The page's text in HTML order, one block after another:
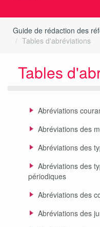
Guide de rédaction des
Tables d'abréviations
Tables
Abréviations
Abréviations des
Abréviations des
Abréviations des
périodiques
Abréviations des
Abréviations des